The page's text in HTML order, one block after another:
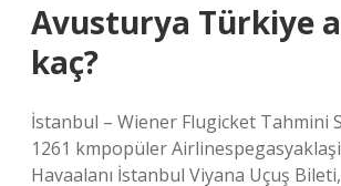
Avusturya Türkiye
kaç?
İstanbul – Wiener Flugicket Tahmini
1261 kmpopüler
Havaalanı İstanbul Viyana Uçuş